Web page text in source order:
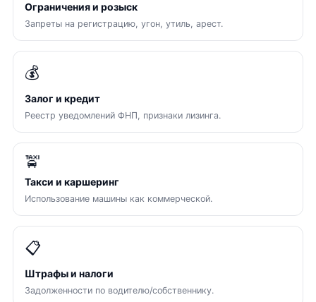
Ограничения и розыск
Запреты на регистрацию, угон, утиль, арест.
💰
Залог и кредит
Реестр уведомлений ФНП, признаки лизинга.
🚖
Такси и каршеринг
Использование машины как коммерческой.
📋
Штрафы и налоги
Задолженности по водителю/собственнику.